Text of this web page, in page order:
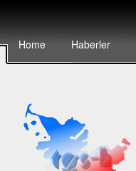
Home Haberler